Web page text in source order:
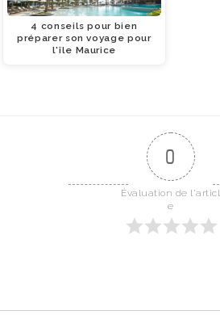
4 conseils pour bien
préparer son voyage pour
l'île Maurice
0
Évaluation de l'articl
e